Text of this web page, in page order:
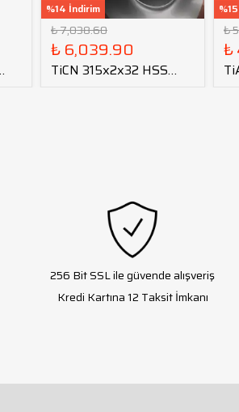
%14 İndirim
₺ 7,038.60
₺ 6,039.90
TiCN 315x2x32 HSS
₺
₺
256 Bit SSL ile güvende alışveriş
Kredi Kartına 12 Taksit İmkanı